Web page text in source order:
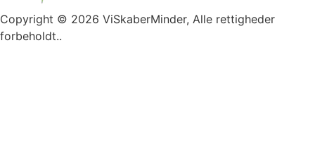
Copyright © 2026 ViSkaberMinder, Alle rettigheder
forbeholdt..